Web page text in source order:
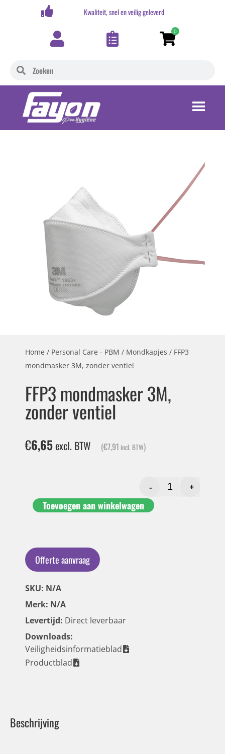
Kwaliteit, snel en veilig geleverd
0
Home / Personal Care - PBM / Mondkapjes / FFP3
mondmasker 3M, zonder ventiel
FFP3 mondmasker 3M,
zonder ventiel
€6,65excl. BTW (€7,91 incl. BTW)
-
+
Toevoegen aan winkelwagen
Offerte aanvraag
SKU: N/A
Merk: N/A
Levertijd: Direct leverbaar
Downloads:
Veiligheidsinformatieblad
Productblad
Beschrijving